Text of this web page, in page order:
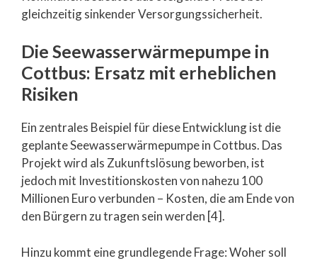
gleichzeitig sinkender Versorgungssicherheit.
Die Seewasserwärmepumpe in
Cottbus: Ersatz mit erheblichen
Risiken
Ein zentrales Beispiel für diese Entwicklung ist die
geplante Seewasserwärmepumpe in Cottbus. Das
Projekt wird als Zukunftslösung beworben, ist
jedoch mit Investitionskosten von nahezu 100
Millionen Euro verbunden – Kosten, die am Ende von
den Bürgern zu tragen sein werden [4].
Hinzu kommt eine grundlegende Frage: Woher soll